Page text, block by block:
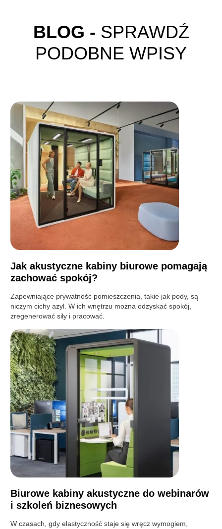
BLOG - SPRAWDŹ
PODOBNE WPISY
Jak akustyczne kabiny biurowe pomagają
zachować spokój?
Zapewniające prywatność pomieszczenia, takie jak pody, są
niczym cichy azyl. W ich wnętrzu można odzyskać spokój,
zregenerować siły i pracować.
Biurowe kabiny akustyczne do webinarów
i szkoleń biznesowych
W czasach, gdy elastyczność staje się wręcz wymogiem,